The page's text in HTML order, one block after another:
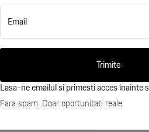
Email
Trimite
Lasa-ne emailul si primesti acces inainte
Fara spam. Doar oportunitati reale.